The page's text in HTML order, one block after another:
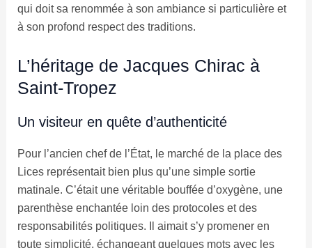
qui doit sa renommée à son ambiance si particulière et
à son profond respect des traditions.
L’héritage de Jacques Chirac à
Saint-Tropez
Un visiteur en quête d’authenticité
Pour l’ancien chef de l’État, le marché de la place des
Lices représentait bien plus qu’une simple sortie
matinale. C’était une véritable bouffée d’oxygène, une
parenthèse enchantée loin des protocoles et des
responsabilités politiques. Il aimait s’y promener en
toute simplicité, échangeant quelques mots avec les